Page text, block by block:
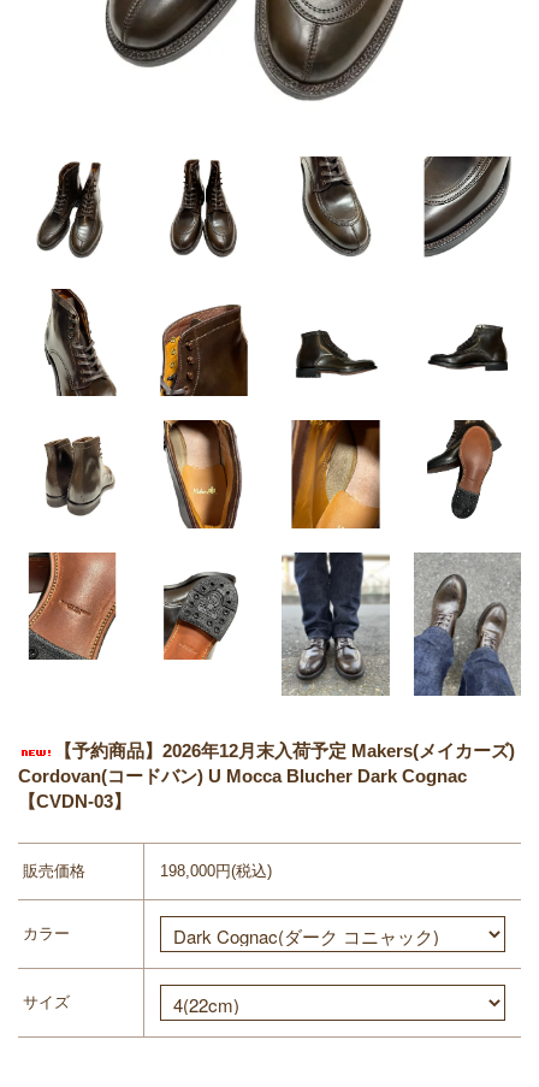
【予約商品】2026年12月末入荷予定 Makers(メイカーズ)
Cordovan(コードバン) U Mocca Blucher Dark Cognac
【CVDN-03】
販売価格 198,000円(税込)
カラー
サイズ